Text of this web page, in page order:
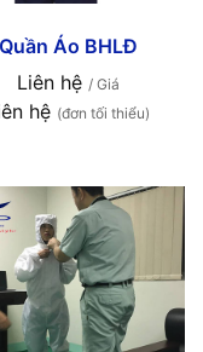
Quần Áo BHLĐ
Liên hệ / Giá
hệ (đơn tối thiểu)